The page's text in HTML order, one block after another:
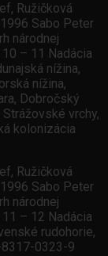
Ružičková
Sabo Peter
národnej
– 11 Nadácia
nížina,
nížina,
Dobročský
vrchy,
kolonizácia
Ružičková
Sabo Peter
národnej
– 12 Nadácia
rudohorie,
8317-0323-9